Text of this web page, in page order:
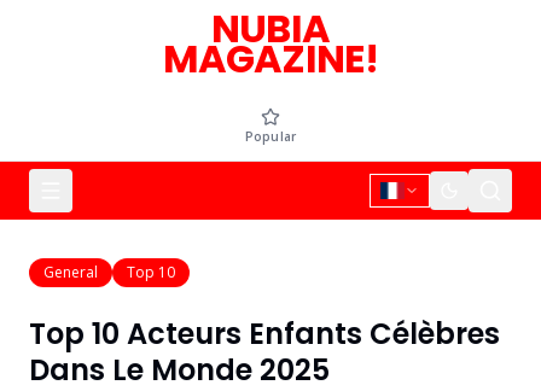
NUBIA
MAGAZINE!
Popular
General Top 10
Top 10 Acteurs Enfants Célèbres
Dans Le Monde 2025